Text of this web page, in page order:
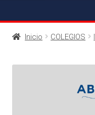
Inicio COLEGIOS